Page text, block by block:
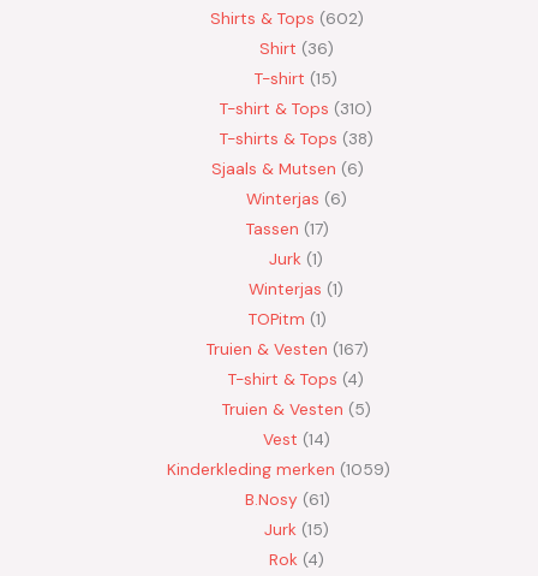
Shirts & Tops 602
Shirt 36
T-shirt 15
T-shirt & Tops 310
T-shirts & Tops 38
Sjaals & Mutsen 6
Winterjas 6
Tassen 17
Jurk 1
Winterjas 1
TOPitm 1
Truien & Vesten 167
T-shirt & Tops 4
Truien & Vesten 5
Vest 14
Kinderkleding merken 1059
B.Nosy 61
Jurk 15
Rok 4